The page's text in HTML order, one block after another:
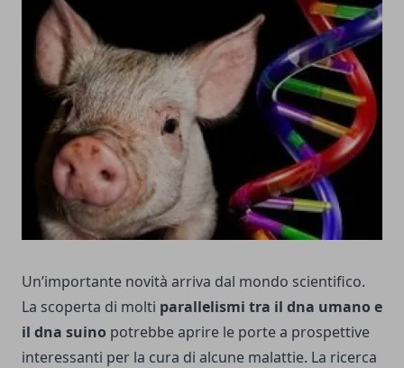
Un’importante novità arriva dal mondo scientifico.
La scoperta di molti parallelismi tra il dna umano e
il dna suino potrebbe aprire le porte a prospettive
interessanti per la cura di alcune malattie. La ricerca